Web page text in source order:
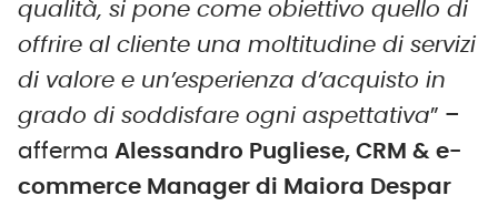
qualità, si pone come obiettivo quello di
offrire al cliente una moltitudine di servizi
di valore e un’esperienza d’acquisto in
grado di soddisfare ogni aspettativa” –
afferma Alessandro Pugliese, CRM & e-
commerce Manager di Maiora Despar